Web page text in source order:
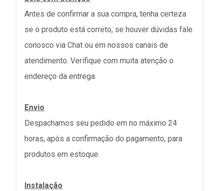
Antes de confirmar a sua compra, tenha certeza
se o produto está correto, se houver dúvidas fale
conosco via Chat ou em nossos canais de
atendimento. Verifique com muita atenção o
endereço da entrega.
Envio
Despachamos seu pedido em no máximo 24
horas, após a confirmação do pagamento, para
produtos em estoque.
Instalação